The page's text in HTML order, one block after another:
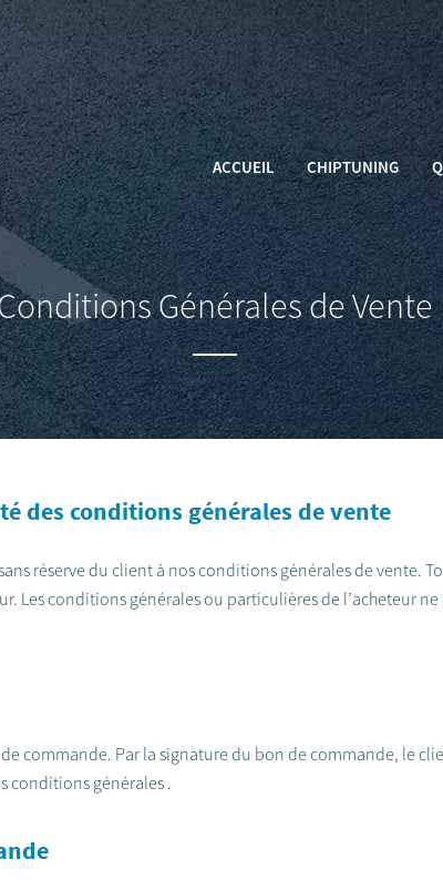
ACCUEIL CHIPTUNING
Générales de Vente
des conditions générales de vente
réserve du client à nos conditions générales de vente.
Les conditions générales ou particulières de l’acheteur
commande. Par la signature du bon de commande, le
conditions générales .